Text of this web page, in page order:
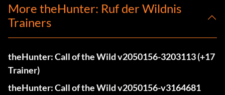
More theHunter: Ruf der Wildnis
Trainers
theHunter: Call of the Wild v2050156-3203113 (+17
Trainer)
theHunter: Call of the Wild v2050156-v3164681